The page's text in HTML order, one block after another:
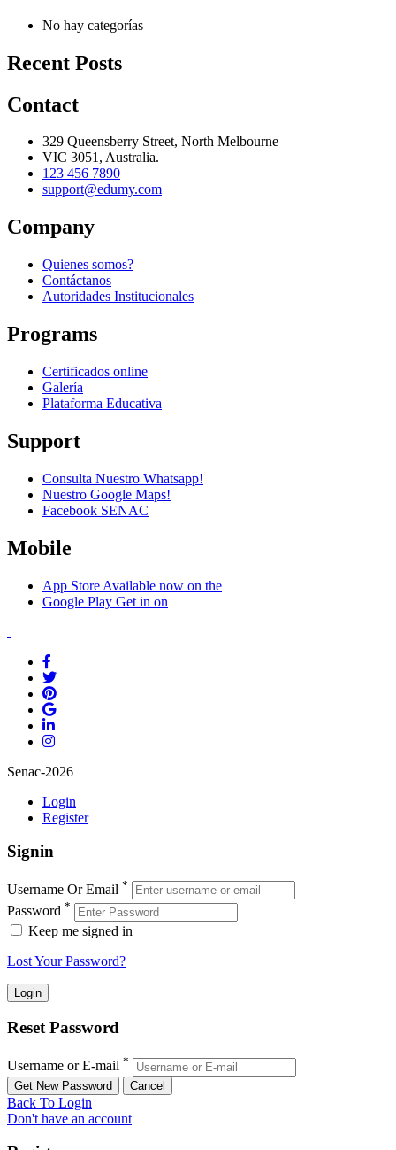
No hay categorías
Recent Posts
Contact
329 Queensberry Street, North Melbourne
VIC 3051, Australia.
123 456 7890
support@edumy.com
Company
Quienes somos?
Contáctanos
Autoridades Institucionales
Programs
Certificados online
Galería
Plataforma Educativa
Support
Consulta Nuestro Whatsapp!
Nuestro Google Maps!
Facebook SENAC
Mobile
App Store Available now on the
Google Play Get in on
Senac-2026
Login
Register
Signin
Username Or Email *
Password *
Keep me signed in
Lost Your Password?
Reset Password
Username or E-mail *
Back To Login
Don't have an account